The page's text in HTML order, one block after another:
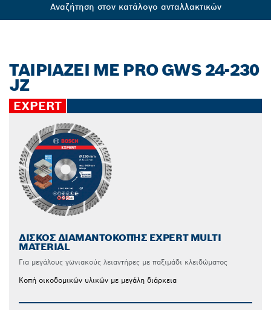
Αναζήτηση στον κατάλογο ανταλλακτικών
ΤΑΙΡΙΑΖΕΙ ΜΕ PRO GWS 24-230
JZ
EXPERT
ΔΊΣΚΟΣ ΔΙΑΜΑΝΤΟΚΟΠΉΣ EXPERT MULTI
MATERIAL
Για μεγάλους γωνιακούς λειαντήρες με παξιμάδι κλειδώματος
Κοπή οικοδομικών υλικών με μεγάλη διάρκεια